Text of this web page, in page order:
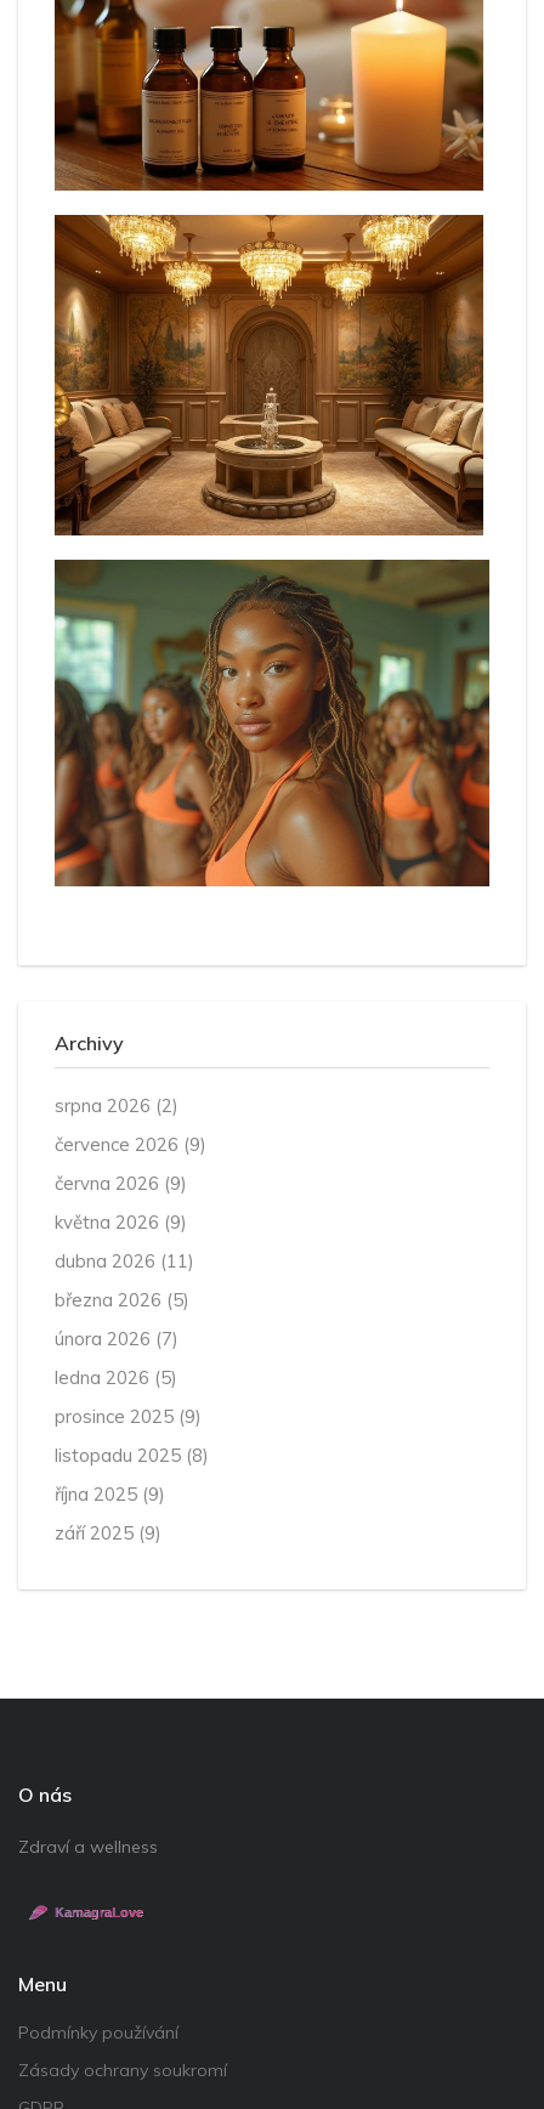
Archivy
srpna 2026 (2)
července 2026 (9)
června 2026 (9)
května 2026 (9)
dubna 2026 (11)
března 2026 (5)
února 2026 (7)
ledna 2026 (5)
prosince 2025 (9)
listopadu 2025 (8)
října 2025 (9)
září 2025 (9)
O nás
Zdraví a wellness
Menu
Podmínky používání
Zásady ochrany soukromí